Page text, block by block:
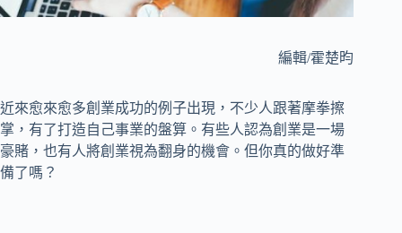
編輯/霍楚昀
近來愈來愈多創業成功的例子出現，不少人跟著摩拳擦
掌，有了打造自己事業的盤算。有些人認為創業是一場
豪賭，也有人將創業視為翻身的機會。但你真的做好準
備了嗎？